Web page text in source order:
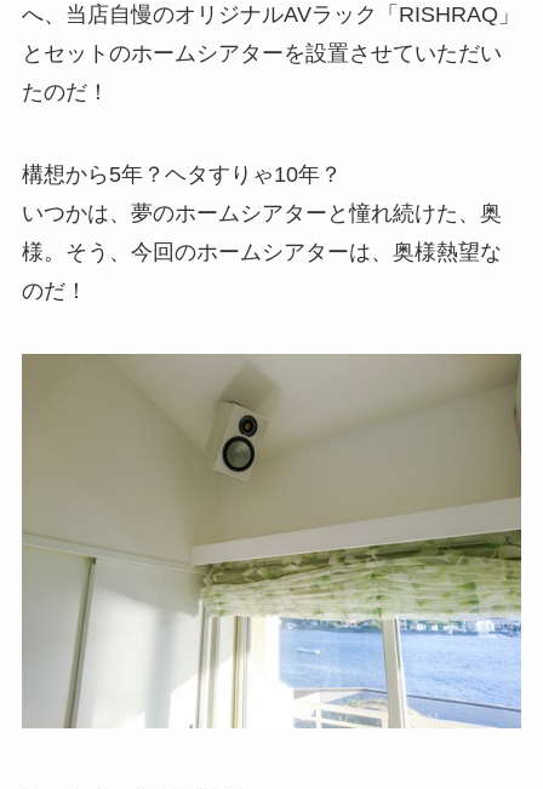
へ、当店自慢のオリジナルAVラック「RISHRAQ」
とセットのホームシアターを設置させていただい
たのだ！
構想から5年？ヘタすりゃ10年？
いつかは、夢のホームシアターと憧れ続けた、奥
様。そう、今回のホームシアターは、奥様熱望な
のだ！